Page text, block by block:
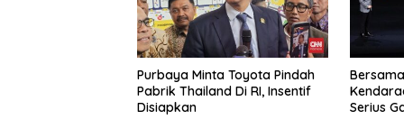
Purbaya Minta Toyota Pindah
Pabrik Thailand Di RI, Insentif
Disiapkan
Serius